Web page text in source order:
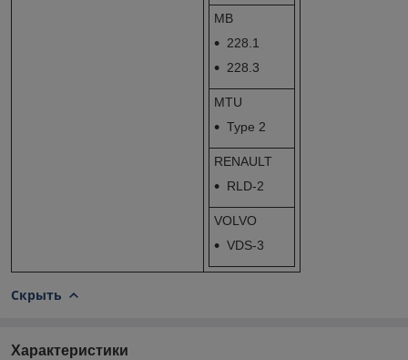
MB
228.1
228.3
MTU
Type 2
RENAULT
RLD-2
VOLVO
VDS-3
Скрыть
Характеристики